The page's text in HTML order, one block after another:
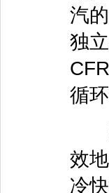
汽
独
循
开
效
冷